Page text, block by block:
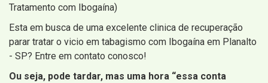
Tratamento com Ibogaína)
Esta em busca de uma excelente clinica de recuperação
parar tratar o vicio em tabagismo com Ibogaína em Planalto
- SP? Entre em contato conosco!
Ou seja, pode tardar, mas uma hora “essa conta